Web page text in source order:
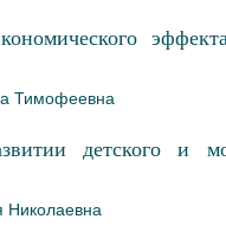
Тимофеевна
детского и
Николаевна